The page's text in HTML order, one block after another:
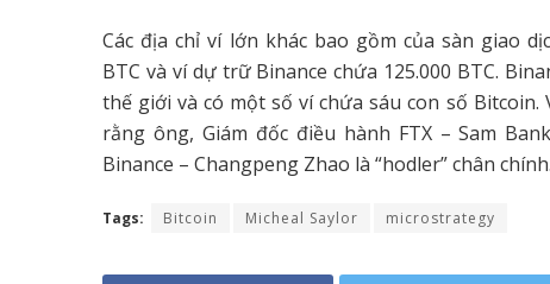
Các địa chỉ ví lớn khác bao gồm của sàn giao
BTC và ví dự trữ Binance chứa 125.000 BTC.
thế giới và có một số ví chứa sáu con số Bitcoin.
rằng ông, Giám đốc điều hành FTX – Sam
Binance – Changpeng Zhao là “hodler” chân chính.
Tags: Bitcoin Micheal Saylor microstrategy